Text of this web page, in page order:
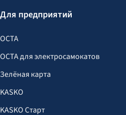
Для предприятий
OCTA
OCTA для электросамокатов
Зелёная карта
KASKO
KASKO Старт